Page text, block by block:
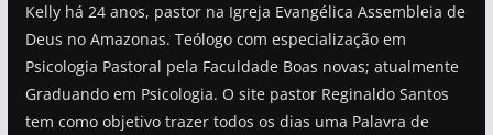
Kelly há 24 anos, pastor na Igreja Evangélica Assembleia de
Deus no Amazonas. Teólogo com especialização em
Psicologia Pastoral pela Faculdade Boas novas; atualmente
Graduando em Psicologia. O site pastor Reginaldo Santos
tem como objetivo trazer todos os dias uma Palavra de